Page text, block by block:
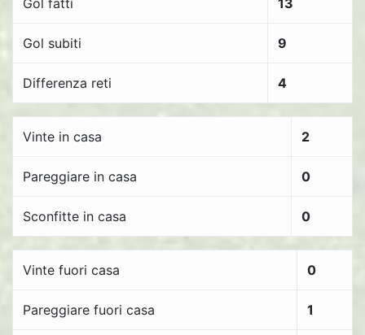
Gol fatti 13
Gol subiti 9
Differenza reti 4
Vinte in casa 2
Pareggiare in casa 0
Sconfitte in casa 0
Vinte fuori casa 0
Pareggiare fuori casa 1